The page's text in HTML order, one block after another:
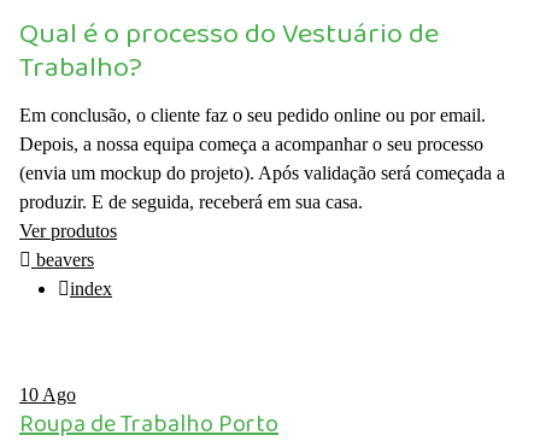
Qual é o processo do Vestuário de
Trabalho?
Em conclusão, o cliente faz o seu pedido online ou por email.
Depois, a nossa equipa começa a acompanhar o seu processo
(envia um mockup do projeto). Após validação será começada a
produzir. E de seguida, receberá em sua casa.
Ver produtos
beavers
index
10 Ago
Roupa de Trabalho Porto